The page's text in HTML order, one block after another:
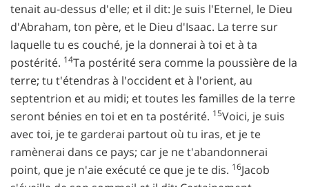
tenait au-dessus d'elle; et il dit: Je suis l'Eternel, le Dieu
d'Abraham, ton père, et le Dieu d'Isaac. La terre sur
laquelle tu es couché, je la donnerai à toi et à ta
postérité. 14Ta postérité sera comme la poussière de la
terre; tu t'étendras à l'occident et à l'orient, au
septentrion et au midi; et toutes les familles de la terre
seront bénies en toi et en ta postérité. 15Voici, je suis
avec toi, je te garderai partout où tu iras, et je te
ramènerai dans ce pays; car je ne t'abandonnerai
point, que je n'aie exécuté ce que je te dis. 16Jacob